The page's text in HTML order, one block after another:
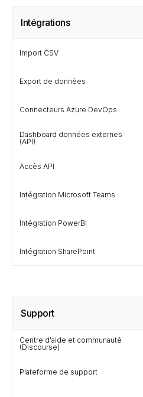
Intégrations
Import CSV
Export de données
Connecteurs Azure DevOps
Dashboard données externes
(API)
Accès API
Intégration Microsoft Teams
Intégration PowerBI
Intégration SharePoint
Support
Centre d'aide et communauté
(Discourse)
Plateforme de support